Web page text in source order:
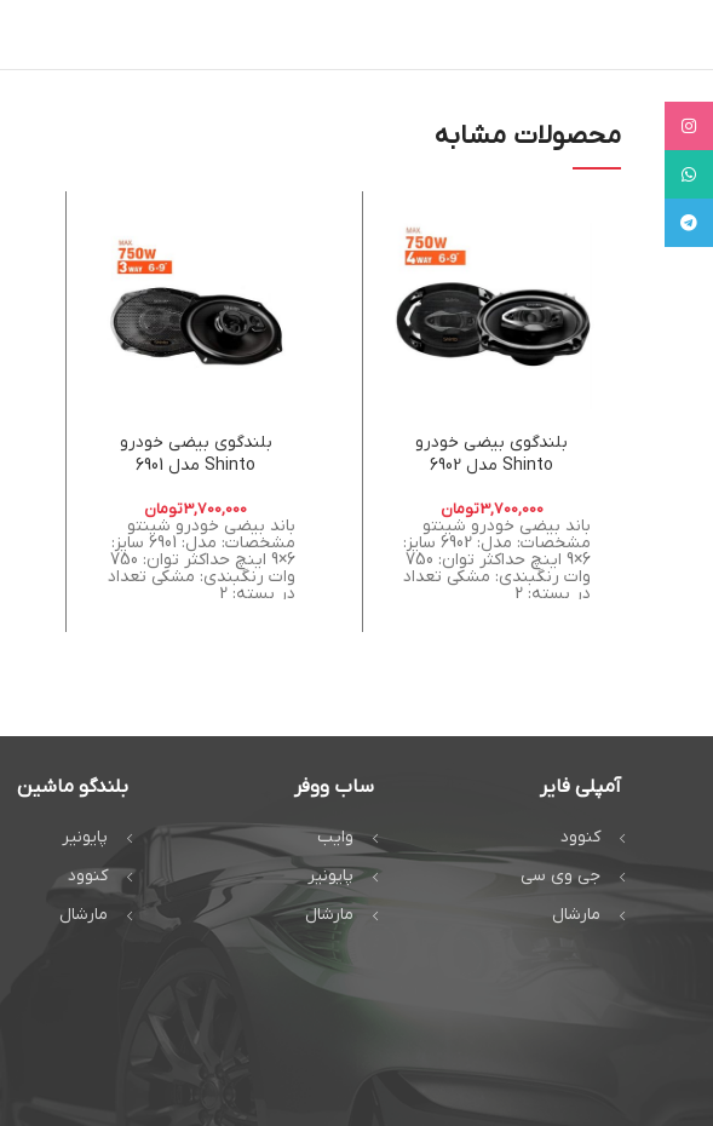
محصولات مشابه
بلندگوی بیضی خودرو
Shinto مدل 6902
3,700,000تومان
باند بیضی خودرو شینتو
مشخصات: مدل: 6902 سایز:
6×9 اینچ حداکثر توان: 750
وات رنگبندی: مشکی تعداد
در بسته: 2
بلندگوی بیضی خودرو
Shinto مدل 6901
3,700,000تومان
باند بیضی خودرو شینتو
مشخصات: مدل: 6901 سایز:
6×9 اینچ حداکثر توان: 750
وات رنگبندی: مشکی تعداد
در بسته: 2
آمپلی فایر
کنوود
جی وی سی
مارشال
ساب ووفر
وایب
پایونیر
مارشال
بلندگو ماشین
پایونیر
کنوود
مارشال
Instagram
WhatsApp